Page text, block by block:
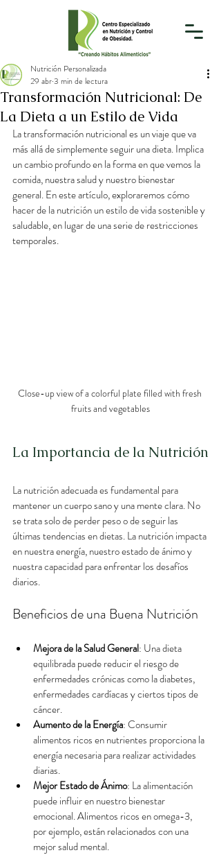
Transformación Nutricional: De
La Dieta a un Estilo de Vida
Nutrición Personalizada
29 abr3 min de lectura
La transformación nutricional es un viaje que va
más allá de simplemente seguir una dieta. Implica
un cambio profundo en la forma en que vemos la
comida, nuestra salud y nuestro bienestar
general. En este artículo, exploraremos cómo
hacer de la nutrición un estilo de vida sostenible y
saludable, en lugar de una serie de restricciones
temporales.
Close-up view of a colorful plate filled with fresh
fruits and vegetables
La Importancia de la Nutrición
La nutrición adecuada es fundamental para
mantener un cuerpo sano y una mente clara. No
se trata solo de perder peso o de seguir las
últimas tendencias en dietas. La nutrición impacta
en nuestra energía, nuestro estado de ánimo y
nuestra capacidad para enfrentar los desafíos
diarios.
Beneficios de una Buena Nutrición
Mejora de la Salud General: Una dieta
equilibrada puede reducir el riesgo de
enfermedades crónicas como la diabetes,
enfermedades cardíacas y ciertos tipos de
cáncer.
Aumento de la Energía: Consumir
alimentos ricos en nutrientes proporciona la
energía necesaria para realizar actividades
diarias.
Mejor Estado de Ánimo: La alimentación
puede influir en nuestro bienestar
emocional. Alimentos ricos en omega-3,
por ejemplo, están relacionados con una
mejor salud mental.